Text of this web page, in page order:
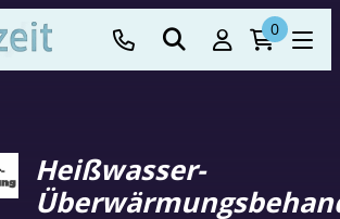
0
Heißwasser-